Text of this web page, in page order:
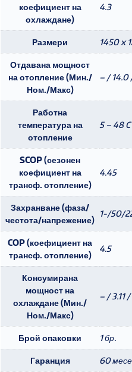
коефициент на
охлаждане)
4.3
Размери 1450 x
Отдавана мощност
на отопление (Мин./
Ном./Макс)
– / 14.0
Работна
температура на
отопление
5 – 48 C
SCOP (сезонен
коефициент на
трансф. отопление)
4.45
Захранване (фаза/
честота/напрежение)
1-/50/
COP (коефициент на
трансф. отопление)
4.5
Консумирана
мощност на
охлаждане (Мин./
Ном./Макс)
– / 3.11
Брой опаковки 1 бр.
Гаранция 60